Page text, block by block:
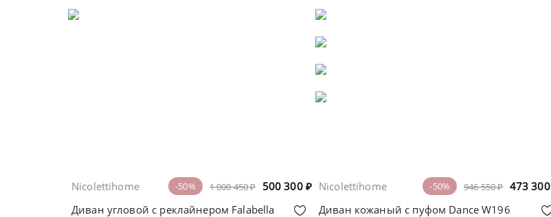
1 000 450 ₽ 500 300 ₽
-50%
Nicolettihome
Диван угловой с реклайнером Falabella
946 550 ₽ 473 300
-50%
Nicolettihome
Диван кожаный с пуфом Dance W196